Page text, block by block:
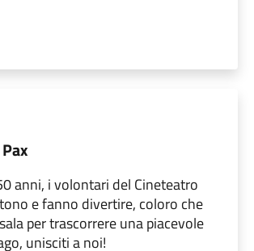
anni, i volontari del Cineteatro
e fanno divertire, coloro che
per trascorrere una piacevole
unisciti a noi!